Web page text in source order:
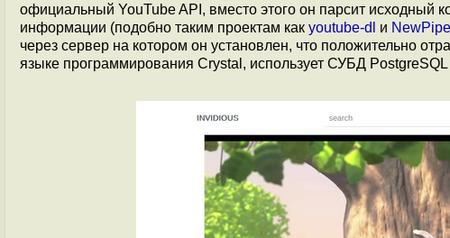
официальный YouTube API, вместо этого он парсит исходный
информации (подобно таким проектам как youtube-dl и NewPipe
через сервер на котором он установлен, что положительно
языке программирования Crystal, использует СУБД PostgreSQL